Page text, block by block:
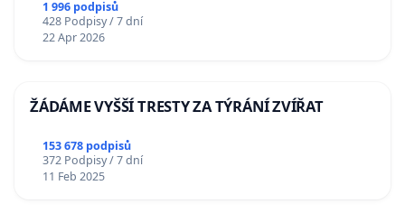
1 996 podpisů
428 Podpisy / 7 dní
22 Apr 2026
ŽÁDÁME VYŠŠÍ TRESTY ZA TÝRÁNÍ ZVÍŘAT
153 678 podpisů
372 Podpisy / 7 dní
11 Feb 2025